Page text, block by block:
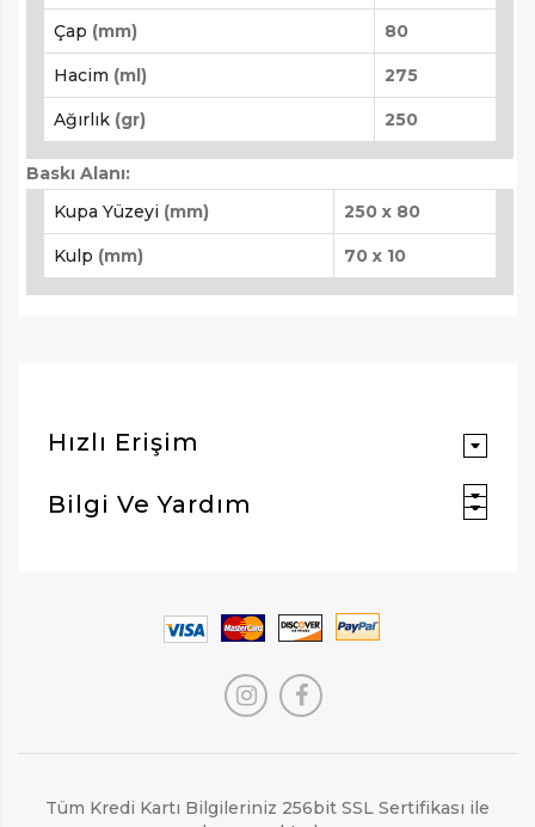
Çap (mm) 80
Hacim (ml) 275
Ağırlık (gr) 250
Baskı Alanı:
Kupa Yüzeyi (mm) 250 x 80
Kulp (mm) 70 x 10
Hızlı Erişim
Bilgi Ve Yardım
Tüm Kredi Kartı Bilgileriniz 256bit SSL Sertifikası ile